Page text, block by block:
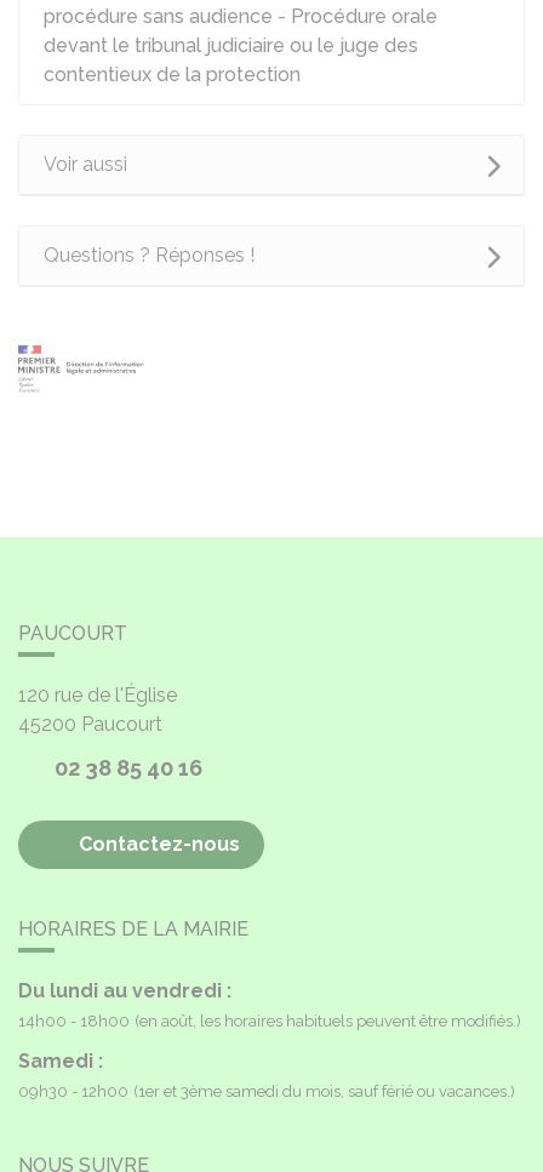
procédure sans audience - Procédure orale
devant le tribunal judiciaire ou le juge des
contentieux de la protection
Voir aussi
Questions ? Réponses !
PAUCOURT
120 rue de l'Église
45200 Paucourt
02 38 85 40 16
Contactez-nous
HORAIRES DE LA MAIRIE
Du lundi au vendredi :
14h00 - 18h00 (en août, les horaires habituels peuvent être modifiés.)
Samedi :
09h30 - 12h00 (1er et 3ème samedi du mois, sauf férié ou vacances.)
NOUS SUIVRE